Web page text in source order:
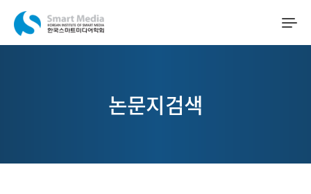
논문지검색